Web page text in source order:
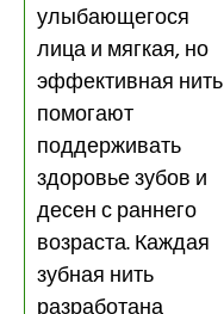
улыбающегося
лица и мягкая, но
эффективная нить
помогают
поддерживать
здоровье зубов и
десен с раннего
возраста. Каждая
зубная нить